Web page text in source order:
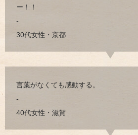
ー！！
-
30代女性・京都
言葉がなくても感動する。
-
40代女性・滋賀